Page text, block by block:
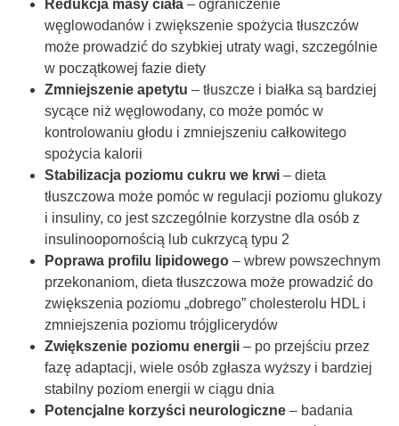
Redukcja masy ciała– ograniczenie
węglowodanów i zwiększenie spożycia tłuszczów
może prowadzić do szybkiej utraty wagi, szczególnie
w początkowej fazie diety
Zmniejszenie apetytu – tłuszcze i białka są bardziej
sycące niż węglowodany, co może pomóc w
kontrolowaniu głodu i zmniejszeniu całkowitego
spożycia kalorii
Stabilizacja poziomu cukru we krwi– dieta
tłuszczowa może pomóc w regulacji poziomu glukozy
i insuliny, co jest szczególnie korzystne dla osób z
insulinoopornością lub cukrzycą typu 2
Poprawa profilu lipidowego– wbrew powszechnym
przekonaniom, dieta tłuszczowa może prowadzić do
zwiększenia poziomu „dobrego” cholesterolu HDL i
zmniejszenia poziomu trójglicerydów
Zwiększenie poziomu energii– po przejściu przez
fazę adaptacji, wiele osób zgłasza wyższy i bardziej
stabilny poziom energii w ciągu dnia
Potencjalne korzyści neurologiczne– badania